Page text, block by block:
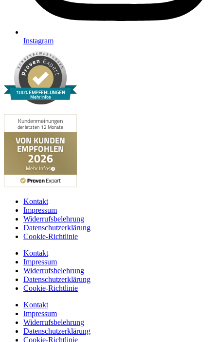
Instagram
100% EMPFEHLUNGEN
Mehr Infos
Kontakt
Impressum
Widerrufsbelehrung
Datenschutzerklärung
Cookie-Richtlinie
Kontakt
Impressum
Widerrufsbelehrung
Datenschutzerklärung
Cookie-Richtlinie
Kontakt
Impressum
Widerrufsbelehrung
Datenschutzerklärung
Cookie-Richtlinie